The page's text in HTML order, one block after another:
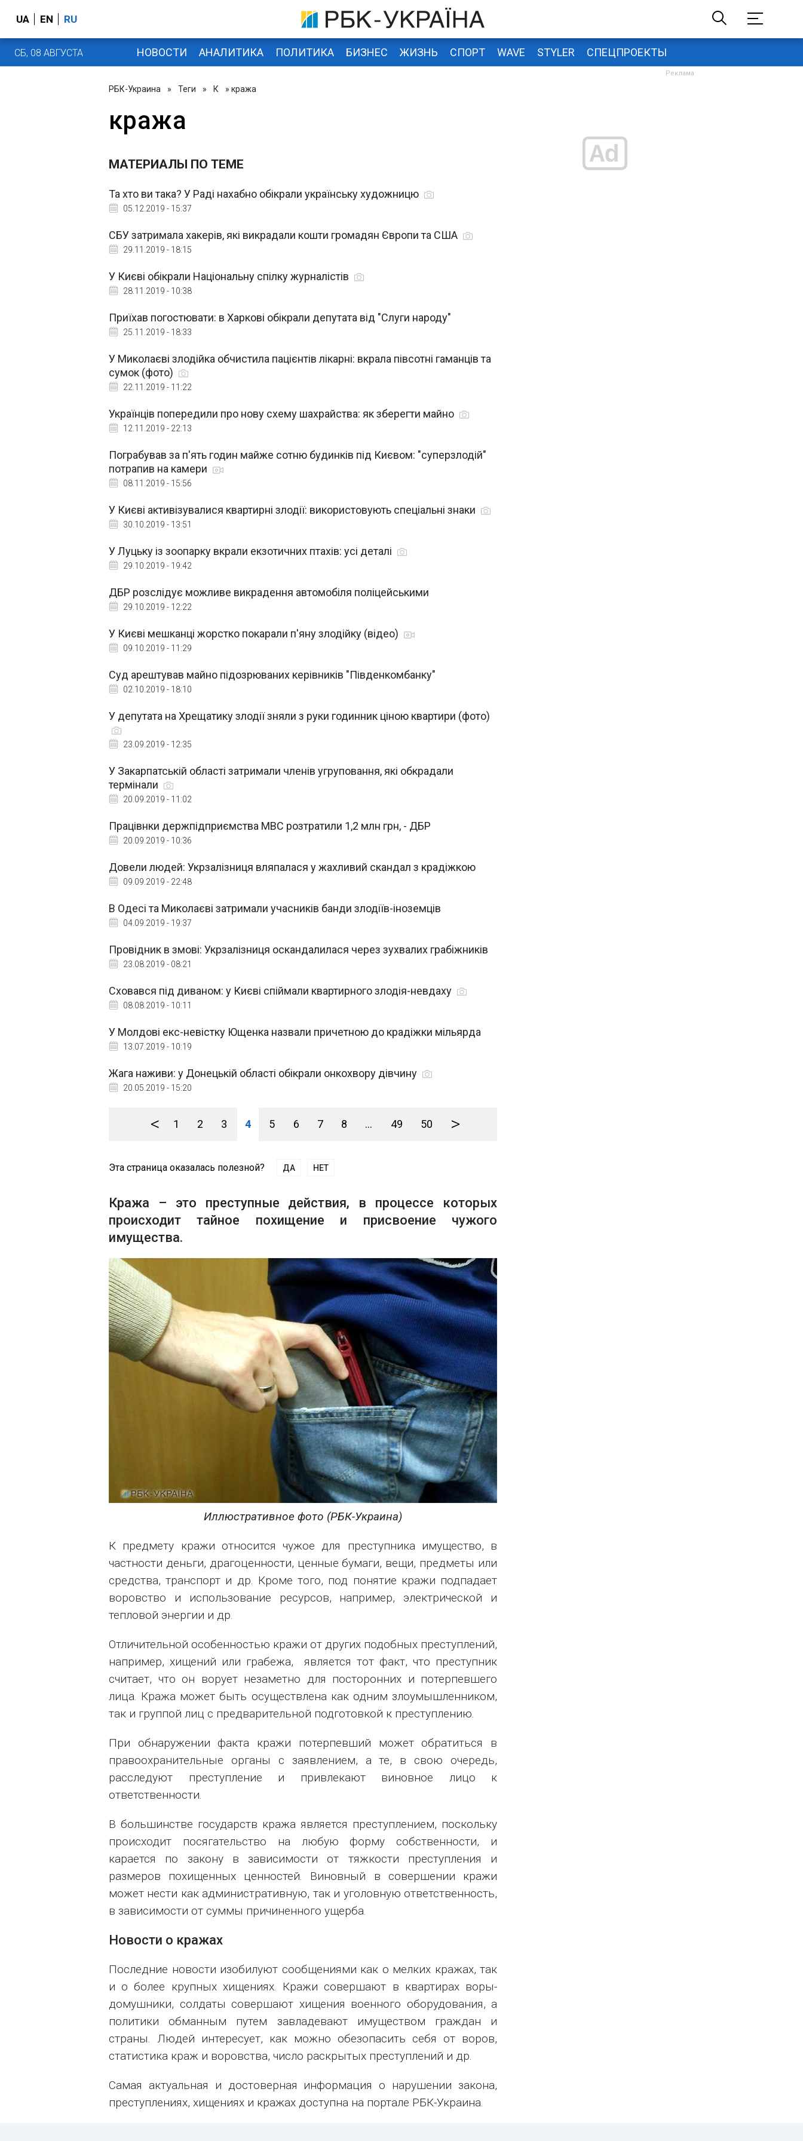
UA EN RU
СБ, 08 АВГУСТА НОВОСТИ АНАЛИТИКА ПОЛИТИКА БИЗНЕС ЖИЗНЬ СПОРТ WAVE STYLER СПЕЦПРОЕКТЫ
РБК-Украина » Теги » К » кража
кража
МАТЕРИАЛЫ ПО ТЕМЕ
Та хто ви така? У Раді нахабно обікрали українську художницю
05.12.2019 - 15:37
СБУ затримала хакерів, які викрадали кошти громадян Європи та США
29.11.2019 - 18:15
У Києві обікрали Національну спілку журналістів
28.11.2019 - 10:38
Приїхав погостювати: в Харкові обікрали депутата від "Слуги народу"
25.11.2019 - 18:33
У Миколаєві злодійка обчистила пацієнтів лікарні: вкрала півсотні гаманців та
сумок (фото)
22.11.2019 - 11:22
Українців попередили про нову схему шахрайства: як зберегти майно
12.11.2019 - 22:13
Пограбував за п'ять годин майже сотню будинків під Києвом: "суперзлодій"
потрапив на камери
08.11.2019 - 15:56
У Києві активізувалися квартирні злодії: використовують спеціальні знаки
30.10.2019 - 13:51
У Луцьку із зоопарку вкрали екзотичних птахів: усі деталі
29.10.2019 - 19:42
ДБР розслідує можливе викрадення автомобіля поліцейськими
29.10.2019 - 12:22
У Києві мешканці жорстко покарали п'яну злодійку (відео)
09.10.2019 - 11:29
Суд арештував майно підозрюваних керівників "Південкомбанку"
02.10.2019 - 18:10
У депутата на Хрещатику злодії зняли з руки годинник ціною квартири (фото)
23.09.2019 - 12:35
У Закарпатській області затримали членів угруповання, які обкрадали
термінали
20.09.2019 - 11:02
Працівнки держпідприємства МВС розтратили 1,2 млн грн, - ДБР
20.09.2019 - 10:36
Довели людей: Укрзалізниця вляпалася у жахливий скандал з крадіжкою
09.09.2019 - 22:48
В Одесі та Миколаєві затримали учасників банди злодіїв-іноземців
04.09.2019 - 19:37
Провідник в змові: Укрзалізниця оскандалилася через зухвалих грабіжників
23.08.2019 - 08:21
Сховався під диваном: у Києві спіймали квартирного злодія-невдаху
08.08.2019 - 10:11
У Молдові екс-невістку Ющенка назвали причетною до крадіжки мільярда
13.07.2019 - 10:19
Жага наживи: у Донецькій області обікрали онкохвору дівчину
20.05.2019 - 15:20
< 1 2 3 4 5 6 7 8 ... 49 50 >
Эта страница оказалась полезной? ДА НЕТ
Кража – это преступные действия, в процессе которых
происходит тайное похищение и присвоение чужого
имущества.
Иллюстративное фото (РБК-Украина)
К предмету кражи относится чужое для преступника имущество, в
частности деньги, драгоценности, ценные бумаги, вещи, предметы или
средства, транспорт и др. Кроме того, под понятие кражи подпадает
воровство и использование ресурсов, например, электрической и
тепловой энергии и др.
Отличительной особенностью кражи от других подобных преступлений,
например, хищений или грабежа, является тот факт, что преступник
считает, что он ворует незаметно для посторонних и потерпевшего
лица. Кража может быть осуществлена как одним злоумышленником,
так и группой лиц с предварительной подготовкой к преступлению.
При обнаружении факта кражи потерпевший может обратиться в
правоохранительные органы с заявлением, а те, в свою очередь,
расследуют преступление и привлекают виновное лицо к
ответственности.
В большинстве государств кража является преступлением, поскольку
происходит посягательство на любую форму собственности, и
карается по закону в зависимости от тяжкости преступления и
размеров похищенных ценностей. Виновный в совершении кражи
может нести как административную, так и уголовную ответственность,
в зависимости от суммы причиненного ущерба.
Новости о кражах
Последние новости изобилуют сообщениями как о мелких кражах, так
и о более крупных хищениях. Кражи совершают в квартирах воры-
домушники, солдаты совершают хищения военного оборудования, а
политики обманным путем завладевают имуществом граждан и
страны. Людей интересует, как можно обезопасить себя от воров,
статистика краж и воровства, число раскрытых преступлений и др.
Самая актуальная и достоверная информация о нарушении закона,
преступлениях, хищениях и кражах доступна на портале РБК-Украина.